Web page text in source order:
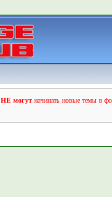
НЕ могутначинать новые темы в